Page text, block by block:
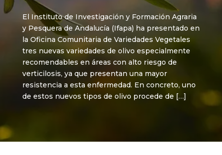
El Instituto de Investigación y Formación Agraria
y Pesquera de Andalucía (Ifapa) ha presentado en
la Oficina Comunitaria de Variedades Vegetales
tres nuevas variedades de olivo especialmente
recomendables en áreas con alto riesgo de
verticilosis, ya que presentan una mayor
resistencia a esta enfermedad. En concreto, uno
de estos nuevos tipos de olivo procede de […]